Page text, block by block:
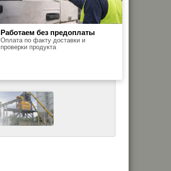
Работаем без предоплаты
Оплата по факту доставки и
проверки продукта